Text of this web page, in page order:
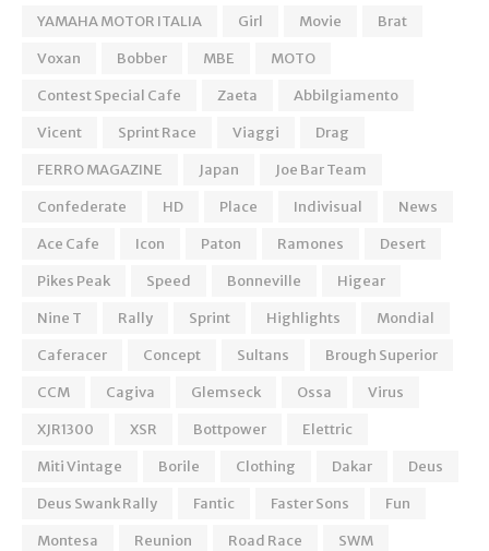
YAMAHA MOTOR ITALIA
Girl Movie
Brat
Voxan
Bobber MBE
MOTO
Contest Special Cafe
Zaeta
Abbilgiamento
Vicent
Sprint Race Viaggi
Drag
FERRO MAGAZINE
Japan
Joe Bar Team
Confederate
HD Place Indivisual
News
Ace Cafe
Icon Paton Ramones
Desert
Pikes Peak
Speed Bonneville
Higear
Nine T
Rally Sprint Highlights
Mondial
Caferacer
Concept Sultans
Brough Superior
CCM
Cagiva Glemseck Ossa
Virus
XJR1300
XSR Bottpower
Elettric
Miti Vintage
Borile Clothing Dakar
Deus
Deus Swank Rally
Fantic Faster Sons
Fun
Montesa
Reunion Road Race
SWM